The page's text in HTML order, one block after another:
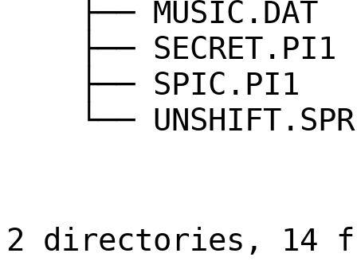
├── MUSIC.DAT
├── SECRET.PI1
├── SPIC.PI1
└── UNSHIFT.SPR
2 directories, 14